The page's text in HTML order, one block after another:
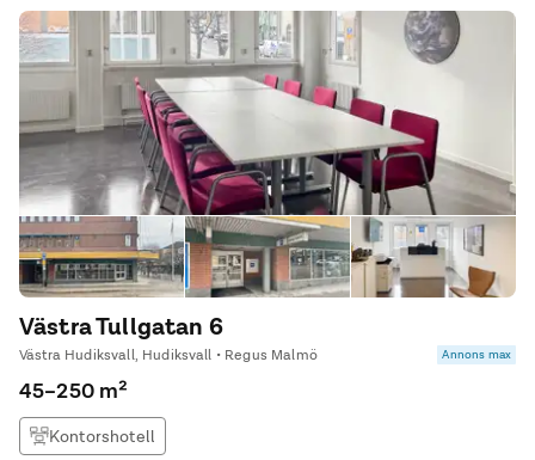
Västra Tullgatan 6
Västra Hudiksvall, Hudiksvall • Regus Malmö Annons max
45–250 m²
Kontorshotell